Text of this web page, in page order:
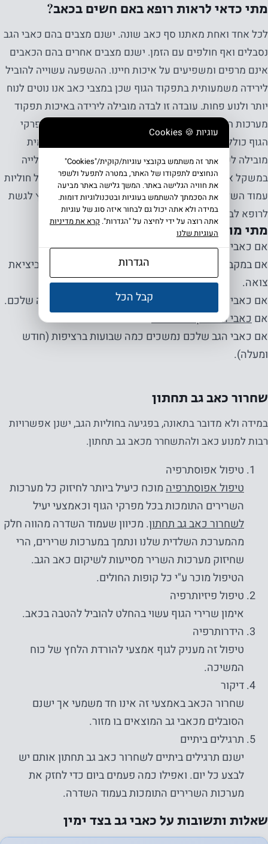
מתי כדאי לראות רופא באם חשים בכאב?
לכל אחד ואחת מאתנו סף כאב שונה. ישנם מצבים בהם כאבי הגב
נסבלים ואף חולפים עם הזמן. ישנם מצבים אחרים בהם הכאבים
אינם מרפים ומשפיעים על איכות חיינו. ההשפעה עשוייה להוביל
לירידה משמעותית בתפקוד הגוף שכן במצבי כאב אנו נוטים לנוח
יותר ולנוע פחות. עובדה זו לבדה מובילה לירידה באיכות תפקוד
מערכות השלד שריר. ולמצבי שחיקה גבוהים יותר בכל מפרקי
הגוף כולל עמוד השדרה. זאת ועוד, ירידה בתנועתיות היומית
מובילה לעלייה במשקל שכן ההוצאה הקלורית פוחתת. עלייה
במשקל אינה מוסיפה בריאות ואף גורמת לעלייה בלחץ על חוליות
עמוד השדרה. לכן, היה וכאב הגב אינו חולף מעצמו מומלץ לגשת
לרופא לבדיקה ולמציאת הגורמים והפתרונות לכאבי הגב
מתי מומלץ מאד לפנות לרופא?
אם כאבי הגב החלו בסמוך לתאונה או פציעה שחוויתם.
אם במקביל לכאבי הגב אתם חשים בעיה במתן שתן או ביציאת
צואה.
אם כאבי הגב גורמים לירידה משמעותית באיכות השינה שלכם.
אםכאבי הגב מקרינים לרגלאו לרגליים.
אם כאבי הגב שלכם נמשכים כמה שבועות ברציפות (חודש
ומעלה).
שחרור כאב גב תחתון
במידה ולא מדובר בתאונה, בפגיעה בחוליות הגב, ישנן אפשרויות
רבות למנוע כאב ולהתשחרר מכאב גב תחתון.
טיפול אפוסתרפיה
טיפול אפוסתרפיהמוכח כיעיל ביותר לחיזוק כל מערכות
השרירים התומכות בכל מפרקי הגוף וכאמצעי יעיל
לשחרור כאב גב תחתון. מכיוון שעמוד השדרה מהווה חלק
מהמערכת השלדית שלנו ונתמך במערכות שרירים, הרי
שחיזוק מערכות השריר מסייעות לשיקום כאב הגב.
הטיפול מוכר ע"י כל קופות החולים.
טיפול פיזיותרפיה
אימון שרירי הגוף עשוי בהחלט להוביל להטבה בכאב.
הידרותרפיה
טיפול זה מעניק לגוף אמצעי להורדת הלחץ של כוח
המשיכה.
דיקור
שחרור הכאב באמצעי זה אינו חד משמעי אך ישנם
הסובלים מכאבי גב המוצאים בו מזור.
תרגילים ביתיים
ישנם תרגילים ביתיים לשחרור כאב גב תחתון אותם יש
לבצע כל יום. ואפילו כמה פעמים ביום כדי לחזק את
מערכות השרירים התומכות בעמוד השדרה.
שאלות ותשובות על כאבי גב בצד ימין
עוגיות 🍪 Cookies
אתר זה משתמש בקובצי עוגיות/קוּקִית/"Cookies"
הנחוצים לתפקודו של האתר, במטרה לתפעל ולשפר
את חוויה הגלישה באתר. המשך גלישה באתר מביעה
את הסכמתך להשתמש בעוגיות ובטכנולוגיות דומות.
במידה ולא אתה יכול גם לבחור איזה סוג של עוגיות
אתה רוצה על ידי לחיצה על "הגדרות". קרא את מדיניות
העוגיות שלנו
הגדרות
קבל הכל
אופציונליות.
הם נחוצים
יפעל.
סטטיסטיקה
על מנת שנוכל
לשפר את